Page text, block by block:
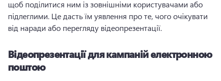
щоб поділитися ним із зовнішніми користувачами або
підлеглими. Це дасть їм уявлення про те, чого очікувати
від наради або перегляду відеопрезентації.
Відеопрезентації для кампаній електронною
поштою